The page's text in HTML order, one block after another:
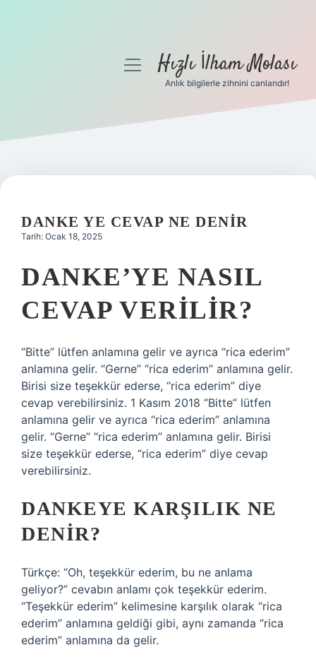
Gizlilik Politikası
Yasal Uyarı
menüyüHızlı İlham Molası
Anlık bilgilerle zihnini canlandır!
DANKE YE CEVAP NE DENIR
Tarih: Ocak 18, 2025
DANKE’YE NASIL
CEVAP VERILIR?
“Bitte” lütfen anlamına gelir ve ayrıca “rica ederim”
anlamına gelir. “Gerne” “rica ederim” anlamına gelir.
Birisi size teşekkür ederse, “rica ederim” diye
cevap verebilirsiniz. 1 Kasım 2018 “Bitte” lütfen
anlamına gelir ve ayrıca “rica ederim” anlamına
gelir. “Gerne” “rica ederim” anlamına gelir. Birisi
size teşekkür ederse, “rica ederim” diye cevap
verebilirsiniz.
DANKEYE KARŞILIK NE
DENIR?
Türkçe: “Oh, teşekkür ederim, bu ne anlama
geliyor?” cevabın anlamı çok teşekkür ederim.
“Teşekkür ederim” kelimesine karşılık olarak “rica
ederim” anlamına geldiği gibi, aynı zamanda “rica
ederim” anlamına da gelir.